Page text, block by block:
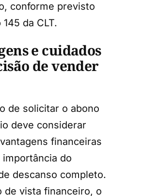
conforme previsto
da CLT.
e cuidados
de vender
de solicitar o abono
deve considerar
financeiras
importância do
descanso completo.
de vista financeiro, o